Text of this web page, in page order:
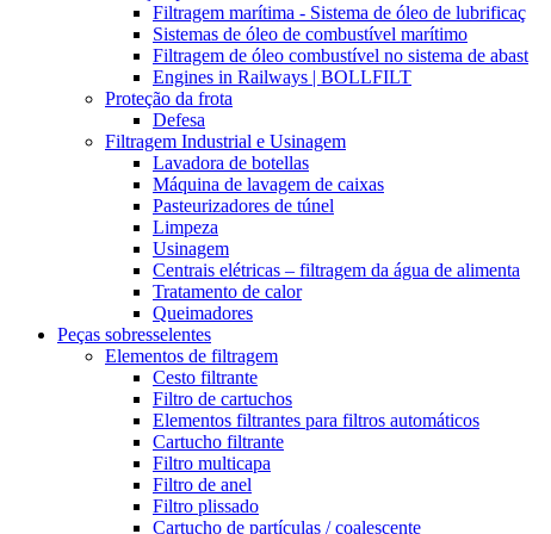
Filtragem marítima - Sistema de óleo de lubrificaç
Sistemas de óleo de combustível marítimo
Filtragem de óleo combustível no sistema de abast
Engines in Railways | BOLLFILT
Proteção da frota
Defesa
Filtragem Industrial e Usinagem
Lavadora de botellas
Máquina de lavagem de caixas
Pasteurizadores de túnel
Limpeza
Usinagem
Centrais elétricas – filtragem da água de alimenta
Tratamento de calor
Queimadores
Peças sobresselentes
Elementos de filtragem
Cesto filtrante
Filtro de cartuchos
Elementos filtrantes para filtros automáticos
Cartucho filtrante
Filtro multicapa
Filtro de anel
Filtro plissado
Cartucho de partículas / coalescente